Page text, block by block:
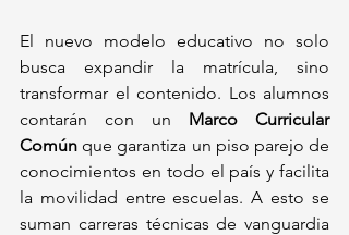
El nuevo modelo educativo no solo
busca expandir la matrícula, sino
transformar el contenido. Los alumnos
contarán con un Marco Curricular
Común que garantiza un piso parejo de
conocimientos en todo el país y facilita
la movilidad entre escuelas. A esto se
suman carreras técnicas de vanguardia